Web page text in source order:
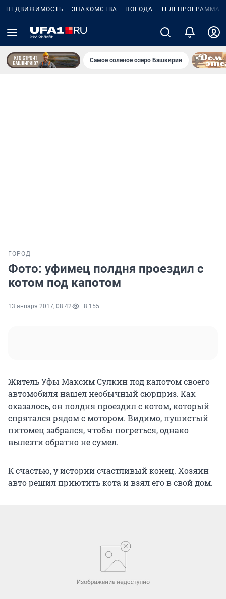
НЕДВИЖИМОСТЬ ЗНАКОМСТВА ПОГОДА ТЕЛЕПРОГРАММА
Самое соленое озеро Башкирии
ГОРОД
Фото: уфимец полдня проездил с
котом под капотом
13 января 2017, 08:42 8 155
Житель Уфы Максим Сулкин под капотом своего
автомобиля нашел необычный сюрприз. Как
оказалось, он полдня проездил с котом, который
спрятался рядом с мотором. Видимо, пушистый
питомец забрался, чтобы погреться, однако
вылезти обратно не сумел.
К счастью, у истории счастливый конец. Хозяин
авто решил приютить кота и взял его в свой дом.